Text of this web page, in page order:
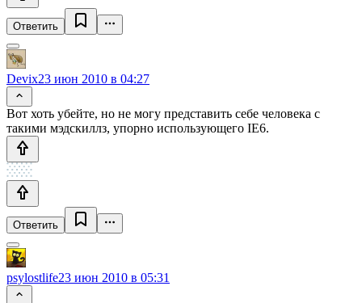
Ответить
Devix23 июн 2010 в 04:27
Вот хоть убейте, но не могу представить себе человека с
такими мэдскиллз, упорно использующего IE6.
Ответить
psylostlife23 июн 2010 в 05:31